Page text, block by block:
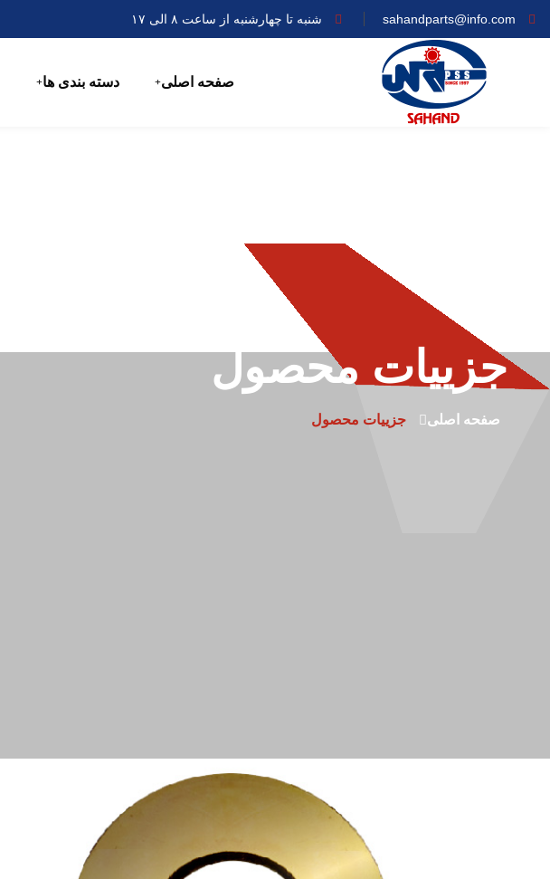
sahandparts@info.com شنبه تا چهارشنبه از ساعت ۸ الی ۱۷
صفحه اصلی دسته بندی ها
جزییات محصول
صفحه اصلی جزییات محصول